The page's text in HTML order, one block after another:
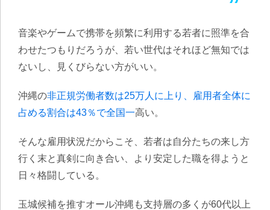
音楽やゲームで携帯を頻繁に利用する若者に照準を合
わせたつもりだろうが、若い世代はそれほど無知では
ないし、見くびらない方がいい。
沖縄の非正規労働者数は25万人に上り、雇用者全体に
占める割合は43％で全国一高い。
そんな雇用状況だからこそ、若者は自分たちの来し方
行く末と真剣に向き合い、より安定した職を得ようと
日々格闘している。
玉城候補を推すオール沖縄も支持層の多くが60代以上